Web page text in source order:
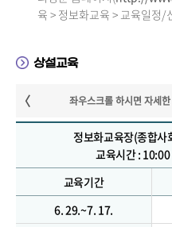
육 > 정보화교육 > 교육일정/
상설교육
정보화교육장(종합사
교육시간 :
교육기간
6. 29.~7. 17.